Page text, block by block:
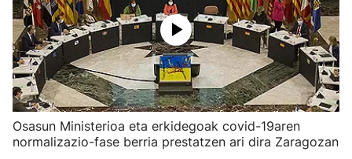
Osasun Ministerioa eta erkidegoak covid-19aren
normalizazio-fase berria prestatzen ari dira Zaragozan